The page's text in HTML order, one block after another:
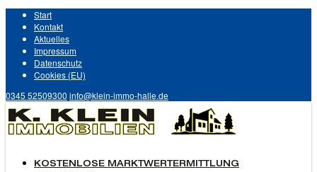
Start
Kontakt
Aktuelles
Impressum
Datenschutz
Cookies (EU)
0345 52509300 info@klein-immo-halle.de
KOSTENLOSE MARKTWERTERMITTLUNG